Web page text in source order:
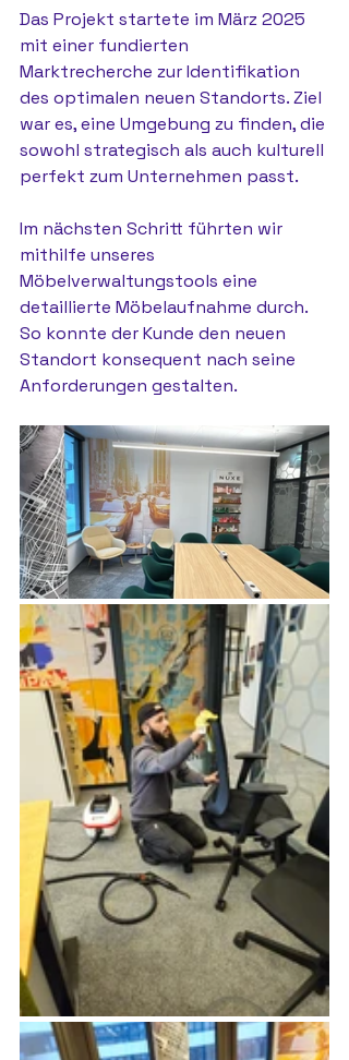
Das Projekt startete im März 2025
mit einer fundierten
Marktrecherche zur Identifikation
des optimalen neuen Standorts. Ziel
war es, eine Umgebung zu finden, die
sowohl strategisch als auch kulturell
perfekt zum Unternehmen passt.
Im nächsten Schritt führten wir
mithilfe unseres
Möbelverwaltungstools eine
detaillierte Möbelaufnahme durch.
So konnte der Kunde den neuen
Standort konsequent nach seine
Anforderungen gestalten.